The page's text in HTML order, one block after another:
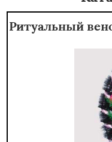
Ритуальный